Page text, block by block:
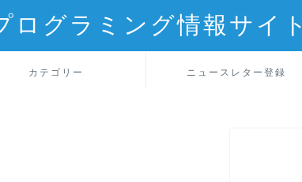
ログラミング情報サイト
カテゴリー ニュースレター登録